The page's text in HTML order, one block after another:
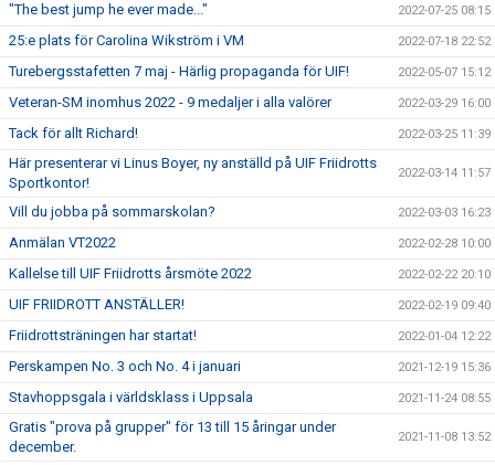
"The best jump he ever made..." 2022-07-25 08:15
25:e plats för Carolina Wikström i VM 2022-07-18 22:52
Turebergsstafetten 7 maj - Härlig propaganda för UIF! 2022-05-07 15:12
Veteran-SM inomhus 2022 - 9 medaljer i alla valörer 2022-03-29 16:00
Tack för allt Richard! 2022-03-25 11:39
Här presenterar vi Linus Boyer, ny anställd på UIF Friidrotts
Sportkontor!
2022-03-14 11:57
Vill du jobba på sommarskolan? 2022-03-03 16:23
Anmälan VT2022 2022-02-28 10:00
Kallelse till UIF Friidrotts årsmöte 2022 2022-02-22 20:10
UIF FRIIDROTT ANSTÄLLER! 2022-02-19 09:40
Friidrottsträningen har startat! 2022-01-04 12:22
Perskampen No. 3 och No. 4 i januari 2021-12-19 15:36
Stavhoppsgala i världsklass i Uppsala 2021-11-24 08:55
Gratis "prova på grupper" för 13 till 15 åringar under
december.
2021-11-08 13:52